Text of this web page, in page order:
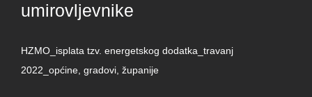
umirovljevnike
HZMO_isplata tzv. energetskog dodatka_travanj
2022_općine, gradovi, županije